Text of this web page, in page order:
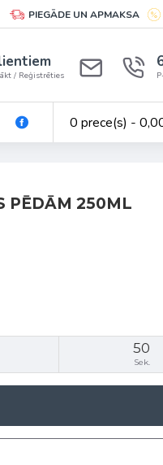
PIEGĀDE UN APMAKSA
/ Reģistrēties
0 prece(s) -
PĒDĀM 250ML
50
Sek.